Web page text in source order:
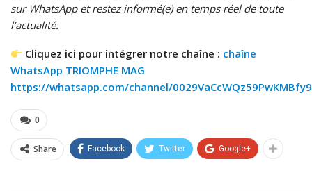
sur WhatsApp et restez informé(e) en temps réel de toute
l’actualité.
Cliquez ici pour intégrer notre chaîne : chaîne
WhatsApp TRIOMPHE MAG
https://whatsapp.com/channel/
0
Share Facebook Twitter Google+